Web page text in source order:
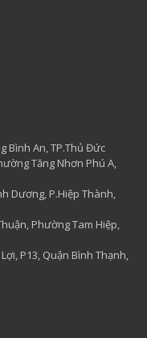
Bình An, TP.Thủ Đức
Tăng Nhơn Phú A,
Dương, P.Hiệp Thành,
Phường Tam Hiệp,
P13, Quận Bình Thạnh,